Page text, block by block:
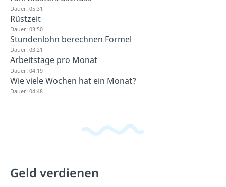
Dauer: 05:31
Rüstzeit
Dauer: 03:50
Stundenlohn berechnen Formel
Dauer: 03:21
Arbeitstage pro Monat
Dauer: 04:19
Wie viele Wochen hat ein Monat?
Dauer: 04:48
Geld verdienen